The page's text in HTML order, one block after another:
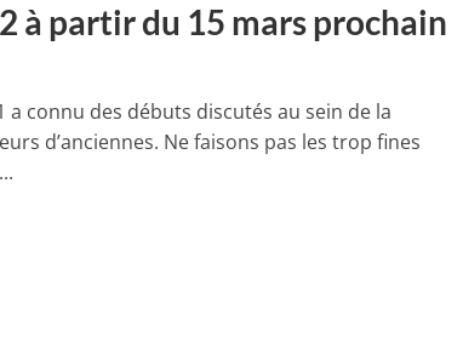
à partir du 15 mars prochain
a connu des débuts discutés au sein de la
d’anciennes. Ne faisons pas les trop fines